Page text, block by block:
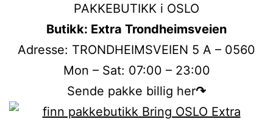
PAKKEBUTIKK i OSLO
Butikk: Extra Trondheimsveien
Adresse: TRONDHEIMSVEIEN 5 A – 0560
Mon – Sat: 07:00 – 23:00
Sende pakke billig her↷